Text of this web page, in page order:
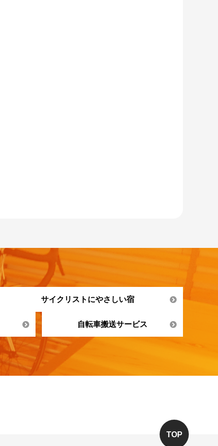
サイクリストにやさしい宿
自転車搬送サービス
TOP